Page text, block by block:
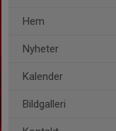
Hem
Nyheter
Kalender
Bildgalleri